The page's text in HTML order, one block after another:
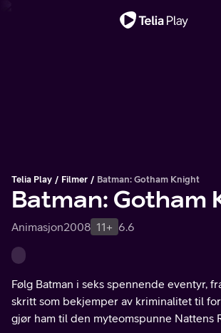
Telia Play Filmer Batman: Gotham Knight
Batman: Gotham
Animasjon2008 11+ 6.6
Følg Batman i seks spennende eventyr,
skritt som bekjemper av kriminalitet til
gjør ham til den myteomspunne Nattens